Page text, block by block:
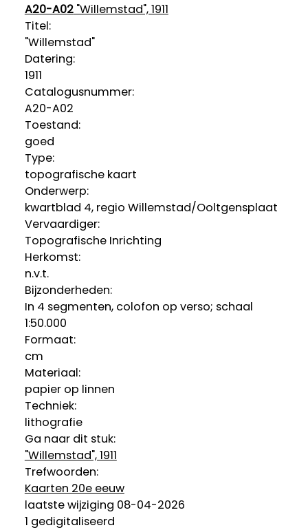
A20-A02"Willemstad", 1911
Titel:
"Willemstad"
Datering:
1911
Catalogusnummer:
A20-A02
Toestand:
goed
Type:
topografische kaart
Onderwerp:
kwartblad 4, regio Willemstad/Ooltgensplaat
Vervaardiger:
Topografische Inrichting
Herkomst:
n.v.t.
Bijzonderheden:
In 4 segmenten, colofon op verso; schaal
1:50.000
Formaat:
cm
Materiaal:
papier op linnen
Techniek:
lithografie
Ga naar dit stuk:
"Willemstad", 1911
Trefwoorden:
Kaarten 20e eeuw
laatste wijziging 08-04-2026
1 gedigitaliseerd